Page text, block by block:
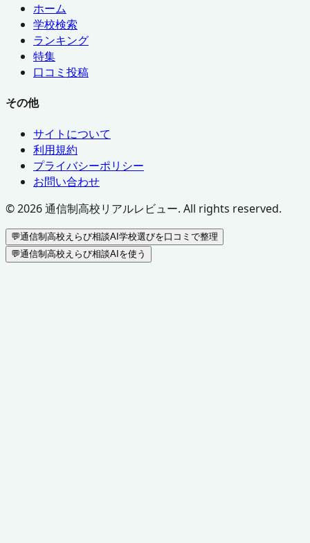
ホーム
学校検索
ランキング
特集
口コミ投稿
その他
サイトについて
利用規約
プライバシーポリシー
お問い合わせ
©2026通信制高校リアルレビュー. All rights reserved.
💬通信制高校えらび相談AI学校選びを口コミで整理
💬通信制高校えらび相談AIを使う